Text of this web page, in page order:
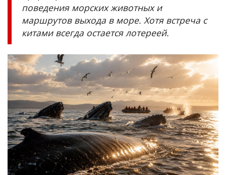
поведения морских животных и
маршрутов выхода в море. Хотя встреча с
китами всегда остается лотереей.